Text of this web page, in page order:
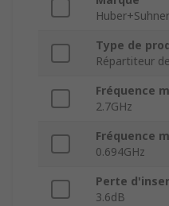
Huber+Suhner
Type de
Répartiteur
Fréquence
2.7GHz
Fréquence
0.694GHz
Perte
3.6dB